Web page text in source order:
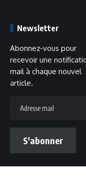
Newsletter
Abonnez-vous pour
recevoir une
mail à chaque nouvel
article.
mail
S'abonner